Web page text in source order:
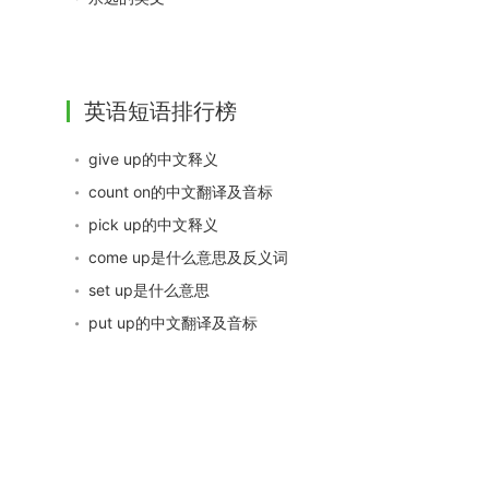
英语短语排行榜
give up的中文释义
count on的中文翻译及音标
pick up的中文释义
come up是什么意思及反义词
set up是什么意思
put up的中文翻译及音标